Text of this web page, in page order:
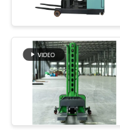
Batterij